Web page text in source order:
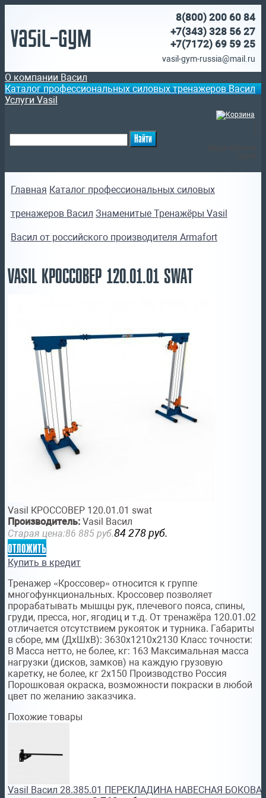
Vasil-Gym
8(800) 200 60 84
+7(343) 328 56 27
+7(7172) 69 59 25
vasil-gym-russia@mail.ru
О компании Васил
Каталог профессиональных силовых тренажеров Васил
Услуги Vasil
Главная Каталог профессиональных силовых
тренажеров Васил Знаменитые Тренажёры Vasil
Васил от российского производителя Armafort
VASIL КРОССОВЕР 120.01.01 SWAT
Vasil КРОССОВЕР 120.01.01 swat
Производитель: Vasil Васил
Старая цена:86 885 руб.84 278 руб.
отложить
Купить в кредит
Тренажер «Кроссовер» относится к группе
многофункциональных. Кроссовер позволяет
прорабатывать мышцы рук, плечевого пояса, спины,
груди, пресса, ног, ягодиц и т.д. От тренажёра 120.01.02
отличается отсутствием рукояток и турника. Габариты
в сборе, мм (ДхШхВ): 3630х1210х2130 Класс точности:
В Масса нетто, не более, кг: 163 Максимальная масса
нагрузки (дисков, замков) на каждую грузовую
каретку, не более, кг 2х150 Производство Россия
Порошковая окраска, возможности покраски в любой
цвет по желанию заказчика.
Похожие товары
Vasil Васил 28.385.01 ПЕРЕКЛАДИНА НАВЕСНАЯ